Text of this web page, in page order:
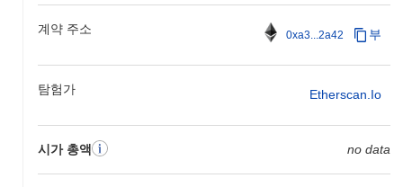
계약 주소 0xa3...2a42 부
탐험가 Etherscan.io
시가 총액 no data